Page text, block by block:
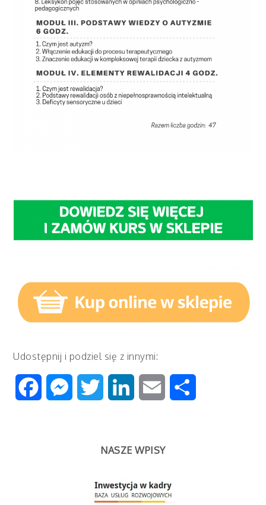
Udostępnij i podziel się z innymi:
FacebookMessenger
Twitter LinkedIn Email
NASZE WPISY